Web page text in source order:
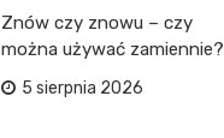
Znów czy znowu – czy
można używać zamiennie?
5 sierpnia 2026